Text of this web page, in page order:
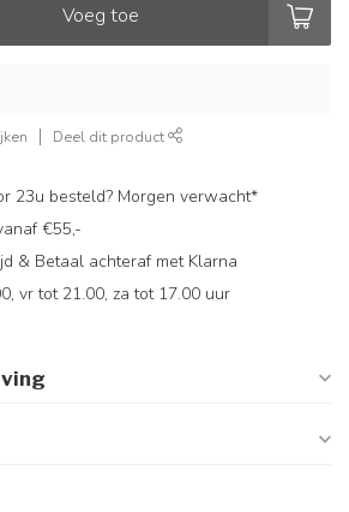
Voeg toe
Deel dit product
23u besteld? Morgen verwacht*
€55,-
& Betaal achteraf met Klarna
vr tot 21.00, za tot 17.00 uur